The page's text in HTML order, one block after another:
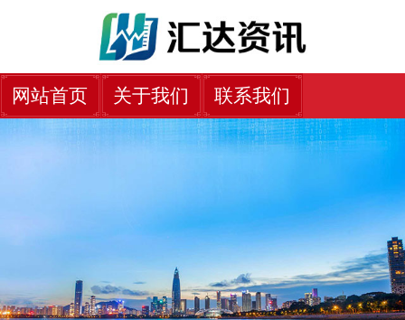
网站首页 关于我们 联系我们